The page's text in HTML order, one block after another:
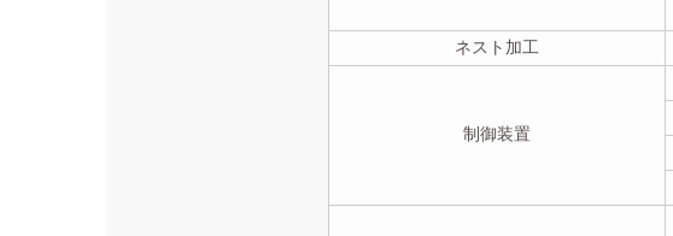
ネスト加工
制御装置